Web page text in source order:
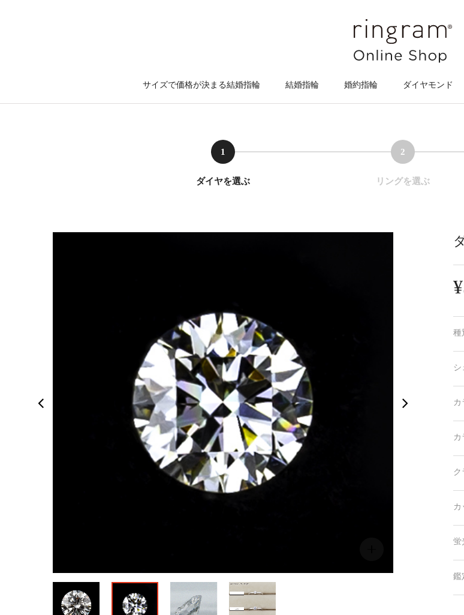
サイズで価格が決まる結婚指輪 結婚指輪 婚約指輪 ダイヤモンド
1
ダイヤを選ぶ
2
リングを選ぶ
種
シ
カ
カ
ク
カ
蛍
鑑